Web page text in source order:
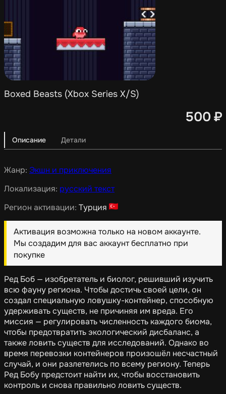
Boxed Beasts (Xbox Series X/S)
500 ₽
Описание Детали
Жанр: Экшн и приключения
Локализация: русский текст
Регион активации: Турция
Активация возможна только на новом аккаунте.
Мы создадим для вас аккаунт бесплатно при
покупке
Ред Боб — изобретатель и биолог, решивший изучить
всю фауну региона. Чтобы достичь своей цели, он
создал специальную ловушку-контейнер, способную
удерживать существ, не причиняя им вреда. Его
миссия — регулировать численность каждого биома,
чтобы предотвратить экологический дисбаланс, а
также ловить существ для исследований. Однако во
время перевозки контейнеров произошёл несчастный
случай, и они разлетелись по всему региону. Теперь
Ред Бобу предстоит найти их, чтобы восстановить
контроль и снова правильно ловить существ.